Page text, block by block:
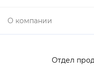
О компании
Отдел